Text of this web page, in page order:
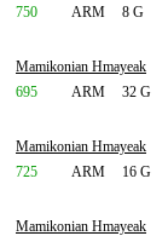
750
ARM 8 G
Mamikonian Hmayeak
695
ARM 32 G
Mamikonian Hmayeak
725
ARM 16 G
Mamikonian Hmayeak